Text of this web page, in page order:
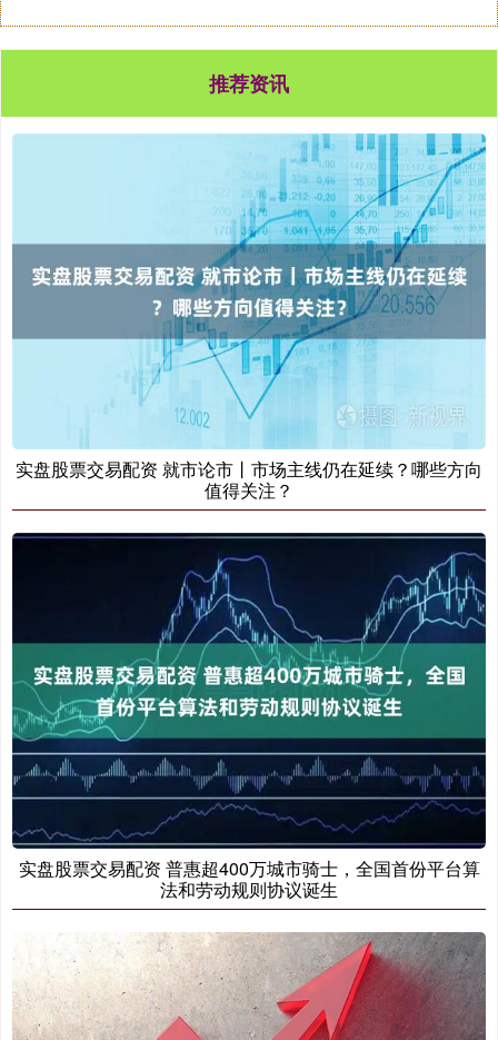
推荐资讯
实盘股票交易配资 就市论市丨市场主线仍在延续？哪些方向
值得关注？
实盘股票交易配资 普惠超400万城市骑士，全国首份平台算
法和劳动规则协议诞生